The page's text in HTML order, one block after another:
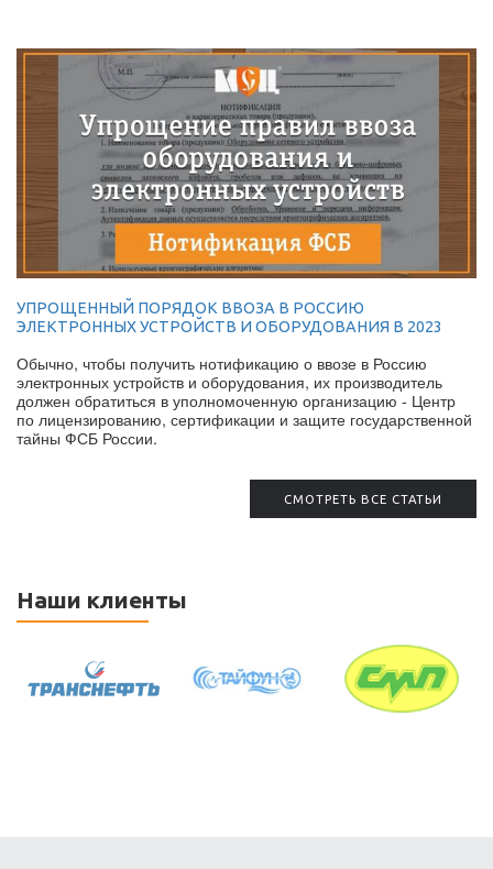
УПРОЩЕННЫЙ ПОРЯДОК ВВОЗА В РОССИЮ
ЭЛЕКТРОННЫХ УСТРОЙСТВ И ОБОРУДОВАНИЯ В 2023
Обычно, чтобы получить нотификацию о ввозе в Россию
электронных устройств и оборудования, их производитель
должен обратиться в уполномоченную организацию - Центр
по лицензированию, сертификации и защите государственной
тайны ФСБ России.
СМОТРЕТЬ ВСЕ СТАТЬИ
Наши клиенты